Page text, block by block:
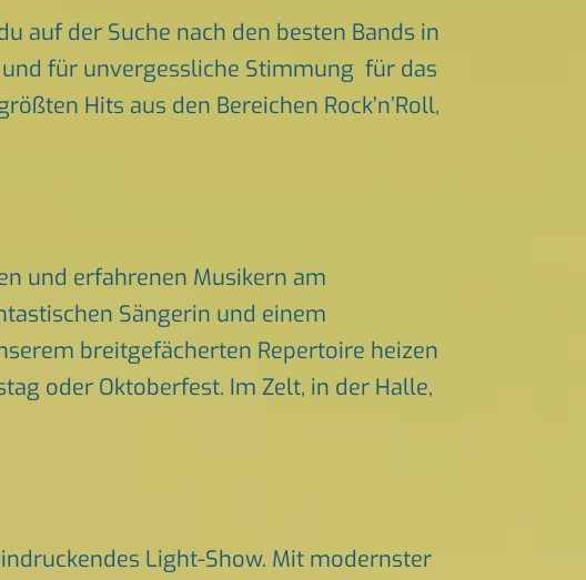
auf der Suche nach den besten Bands in
für unvergessliche Stimmung für das
Hits aus den Bereichen Rock’n’Roll,
und erfahrenen Musikern am
Sängerin und einem
breitgefächerten Repertoire heizen
oder Oktoberfest. Im Zelt, in der Halle,
Light-Show. Mit modernster